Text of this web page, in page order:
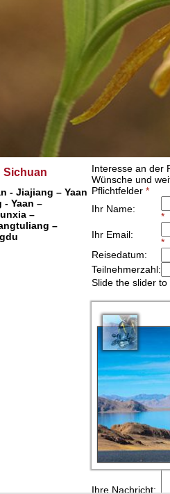
Sichuan
- Jiajiang – Yaan
Yaan –
–
–